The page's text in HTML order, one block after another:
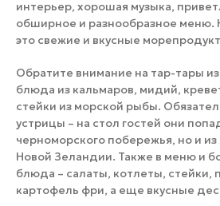
интерьер, хорошая музыка,
обширное и разнообразное меню.
это свежие и вкусные
Обратите внимание на тар-тары
блюда из кальмаров, мидий,
стейки из морской рыбы.
устрицы – на стол гостей они
черноморского побережья, но и
Новой Зеландии. Также в меню и
блюда – салаты, котлеты, стейки,
картофель фри, а еще вкусные